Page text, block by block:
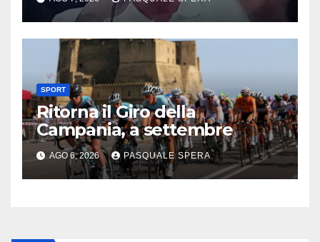
SPORT
Ritorna il Giro della
Campania, a settembre
AGO 6, 2026 PASQUALE SPERA